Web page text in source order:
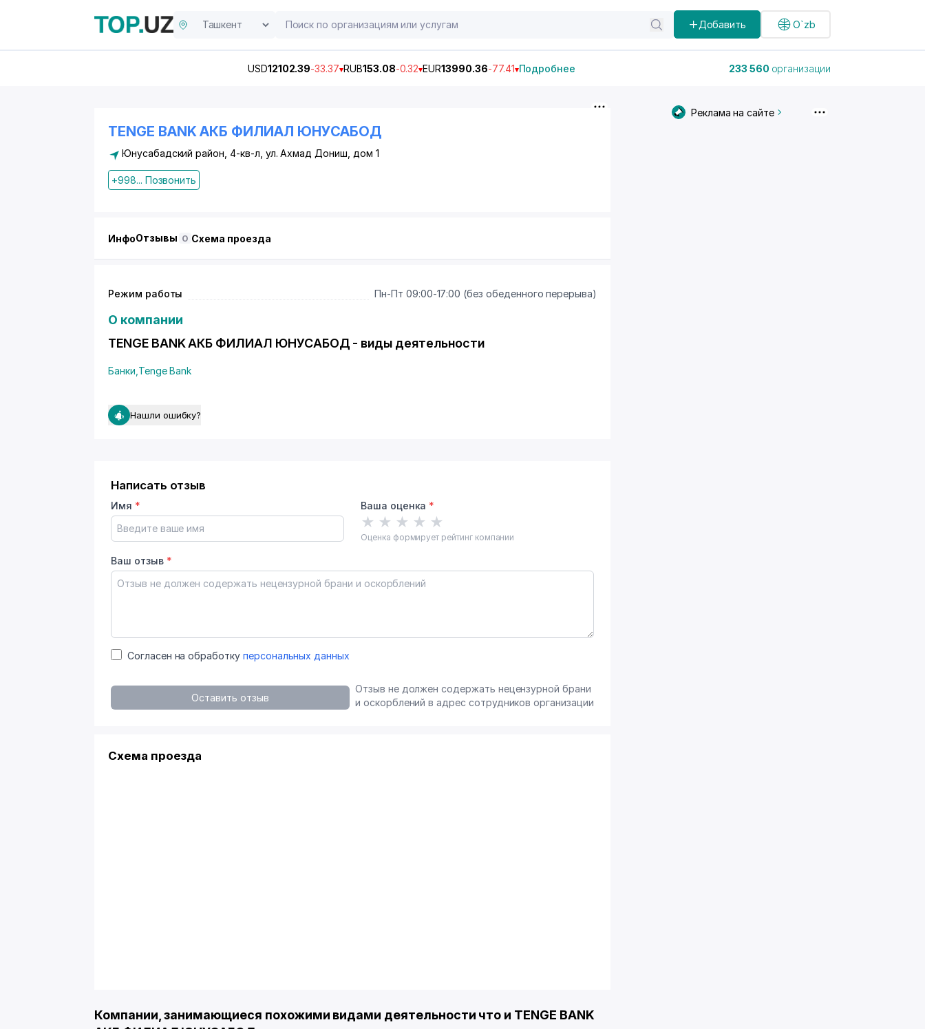
Добавить O`zb
USD12102.39-33.37 RUB153.08-0.32 EUR13990.36-77.41 Подробнее 233 560 организации
TENGE BANK АКБ ФИЛИАЛ ЮНУСАБОД
Юнусабадский район , 4-кв-л, ул. Ахмад Дониш, дом 1
+998... Позвонить
ИнфоОтзывы 0 Схема проезда
Режим работы Пн-Пт 09:00-17:00 (без обеденного перерыва)
О компании
TENGE BANK АКБ ФИЛИАЛ ЮНУСАБОД - виды деятельности
Банки Tenge Bank
Нашли ошибку?
Написать отзыв
Имя * Ваша оценка *
★ ★ ★ ★ ★
Оценка формирует рейтинг компании
Ваш отзыв *
Согласен на обработку персональных данных
Оставить отзыв
Отзыв не должен содержать нецензурной брани
и оскорблений в адрес сотрудников организации
Схема проезда
Компании, занимающиеся похожими видами деятельности что и TENGE BANK
Реклама на сайте